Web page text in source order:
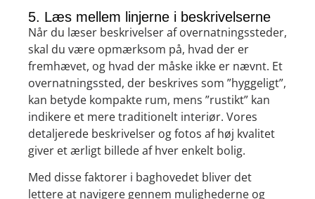
5. Læs mellem linjerne i beskrivelserne
Når du læser beskrivelser af overnatningssteder,
skal du være opmærksom på, hvad der er
fremhævet, og hvad der måske ikke er nævnt. Et
overnatningssted, der beskrives som ”hyggeligt”,
kan betyde kompakte rum, mens ”rustikt” kan
indikere et mere traditionelt interiør. Vores
detaljerede beskrivelser og fotos af høj kvalitet
giver et ærligt billede af hver enkelt bolig.
Med disse faktorer i baghovedet bliver det
lettere at navigere gennem mulighederne og